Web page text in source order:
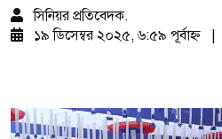
সিনিয়র প্রতিবেদক.
১৯ ডিসেম্বর ২০২৫, ৬:৫৯ পূর্বাহ্ন